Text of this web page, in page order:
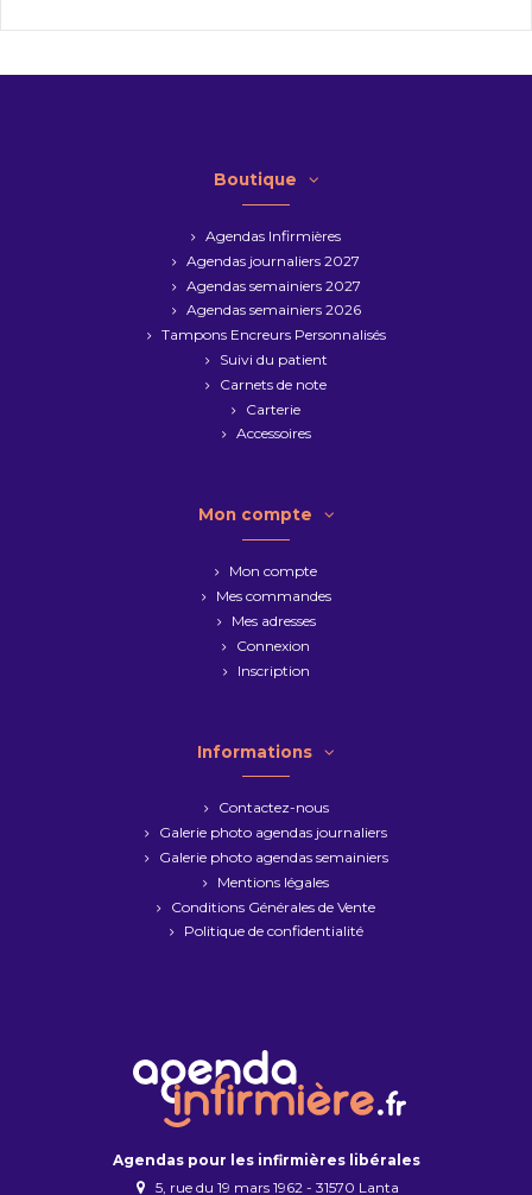
Boutique
Agendas Infirmières
Agendas journaliers 2027
Agendas semainiers 2027
Agendas semainiers 2026
Tampons Encreurs Personnalisés
Suivi du patient
Carnets de note
Carterie
Accessoires
Mon compte
Mon compte
Mes commandes
Mes adresses
Connexion
Inscription
Informations
Contactez-nous
Galerie photo agendas journaliers
Galerie photo agendas semainiers
Mentions légales
Conditions Générales de Vente
Politique de confidentialité
Agendas pour les infirmières libérales
5, rue du 19 mars 1962 - 31570 Lanta